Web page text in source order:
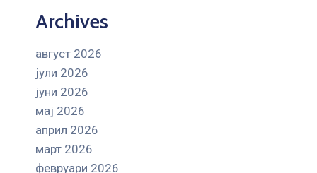
Archives
август 2026
јули 2026
јуни 2026
мај 2026
април 2026
март 2026
февруари 2026